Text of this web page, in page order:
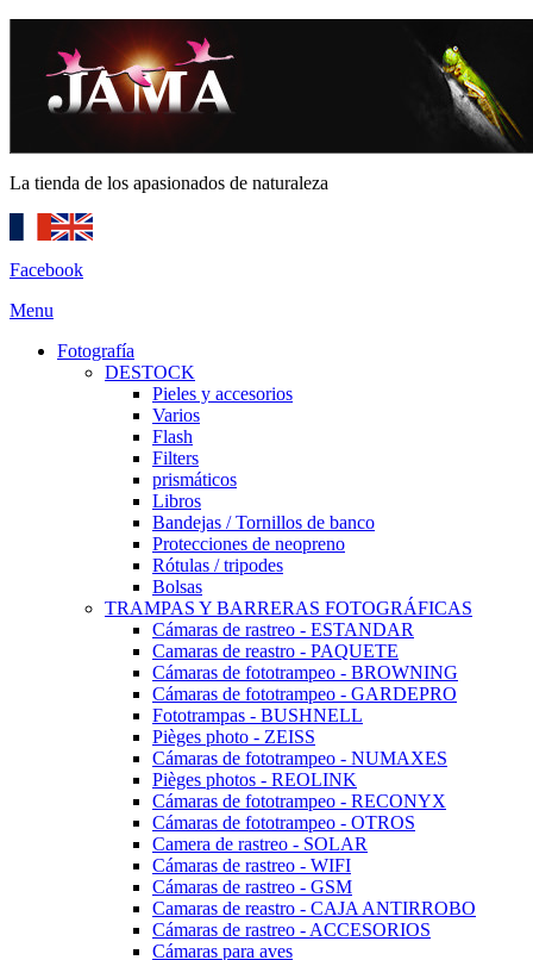
La tienda de los apasionados de naturaleza
Facebook
Menu
Fotografía
DESTOCK
Pieles y accesorios
Varios
Flash
Filters
prismáticos
Libros
Bandejas / Tornillos de banco
Protecciones de neopreno
Rótulas / tripodes
Bolsas
TRAMPAS Y BARRERAS FOTOGRÁFICAS
Cámaras de rastreo - ESTANDAR
Camaras de reastro - PAQUETE
Cámaras de fototrampeo - BROWNING
Cámaras de fototrampeo - GARDEPRO
Fototrampas - BUSHNELL
Pièges photo - ZEISS
Cámaras de fototrampeo - NUMAXES
Pièges photos - REOLINK
Cámaras de fototrampeo - RECONYX
Cámaras de fototrampeo - OTROS
Camera de rastreo - SOLAR
Cámaras de rastreo - WIFI
Cámaras de rastreo - GSM
Camaras de reastro - CAJA ANTIRROBO
Cámaras de rastreo - ACCESORIOS
Cámaras para aves